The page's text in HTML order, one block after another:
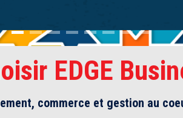
EDGE
commerce et gestion au